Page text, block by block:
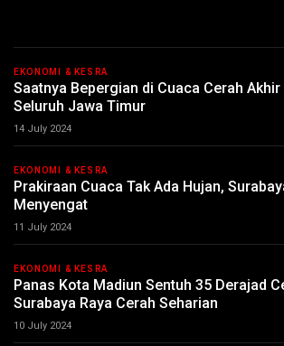
EKONOMI & KESRA
Saatnya Bepergian di Cuaca Cerah Akhir
Seluruh Jawa Timur
14 July 2024
EKONOMI & KESRA
Prakiraan Cuaca Tak Ada Hujan,
Menyengat
11 July 2024
EKONOMI & KESRA
Panas Kota Madiun Sentuh 35 Derajad
Surabaya Raya Cerah Seharian
10 July 2024